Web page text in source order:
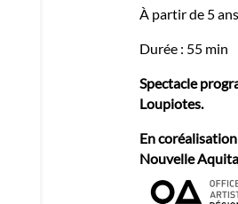
À partir de 5 ans
Durée : 55 min
Spectacle
Loupiotes.
En
Nouvelle